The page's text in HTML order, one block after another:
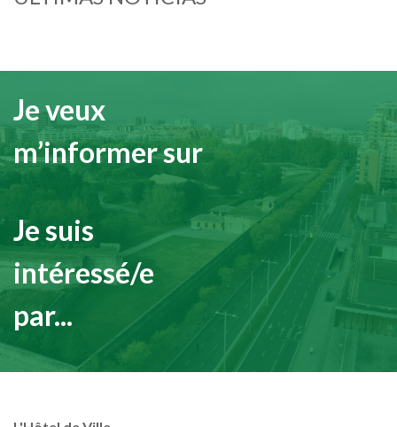
Je veux
m’informer sur
Je suis
intéressé/e
par...